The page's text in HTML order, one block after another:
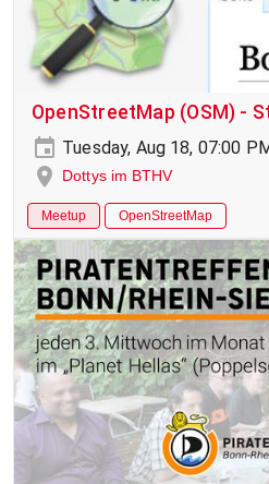
OpenStreetMap (OSM) -
Tuesday, Aug 18, 07:00
Dottys im BTHV
Meetup OpenStreetMap